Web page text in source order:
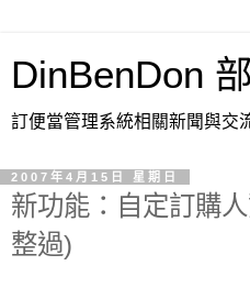
DinBenDon
訂便當管理系統相關新聞與交
2007年4月15日 星期日
新功能：自定訂購
整過)